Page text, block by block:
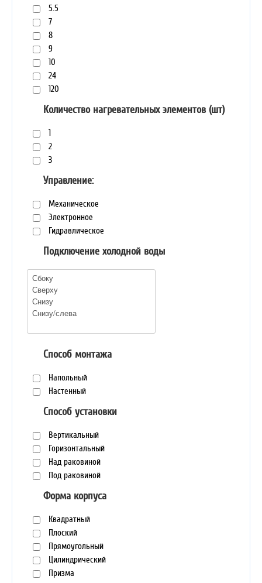
5.5
7
8
9
10
24
120
Количество нагревательных элементов (шт)
1
2
3
Управление:
Механическое
Электронное
Гидравлическое
Подключение холодной воды
Способ монтажа
Напольный
Настенный
Способ установки
Вертикальный
Горизонтальный
Над раковиной
Под раковиной
Форма корпуса
Квадратный
Плоский
Прямоугольный
Цилиндрический
Призма